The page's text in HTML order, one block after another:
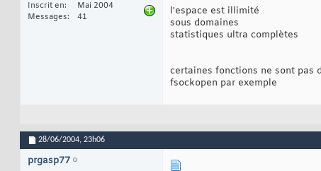
Inscrit en
Mai 2004
Messages
41
l'espace est illimité
sous domaines
statistiques ultra complètes
certaines fonctions ne sont pas
fsockopen par exemple
28/06/2004, 23h06
prgasp77